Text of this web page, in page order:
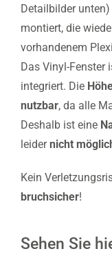
Detailbilder
montiert, die
vorhandenem
Das Vinyl-Fenster
integriert. Die
nutzbar, da alle
Deshalb ist eine
leidernicht
Kein
bruchsicher!
Sehen Sie